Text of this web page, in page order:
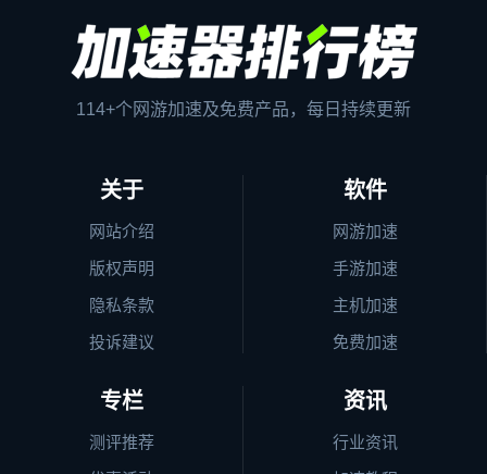
114+个网游加速及免费产品，每日持续更新
关于
网站介绍
版权声明
隐私条款
投诉建议
软件
网游加速
手游加速
主机加速
免费加速
专栏
测评推荐
资讯
行业资讯